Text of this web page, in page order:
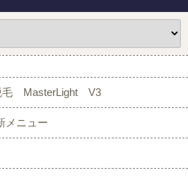
毛 MasterLight V3
メニュー